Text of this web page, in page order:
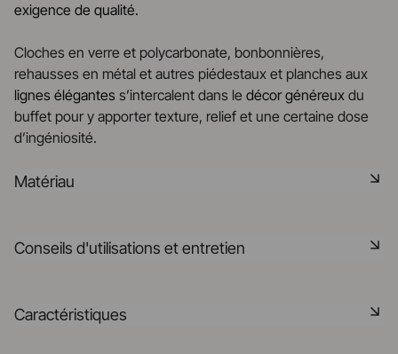
exigence de qualité.
Cloches en verre et polycarbonate, bonbonnières,
rehausses en métal et autres piédestaux et planches aux
lignes élégantes s’intercalent dans le décor généreux du
buffet pour y apporter texture, relief et une certaine dose
d’ingéniosité.
Matériau
à entretenir, parfait pour des tables modernes et élégantes.
En savoir plus
Conseils d'utilisations et entretien
Caractéristiques